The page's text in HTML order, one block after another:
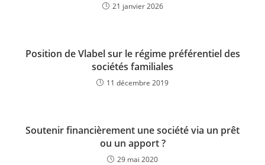
21 janvier 2026
Position de Vlabel sur le régime préférentiel des
sociétés familiales
11 décembre 2019
Soutenir financièrement une société via un prêt
ou un apport ?
29 mai 2020